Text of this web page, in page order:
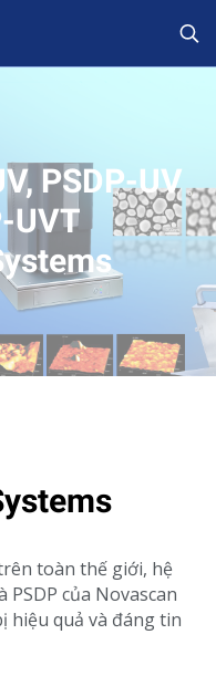
PSDP-UV
UVT
toàn thế giới, hệ
PSDP của Novascan
hiệu quả và đáng tin